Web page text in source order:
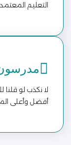
التعليم
لا نكذب لو
أفضل وأعلى